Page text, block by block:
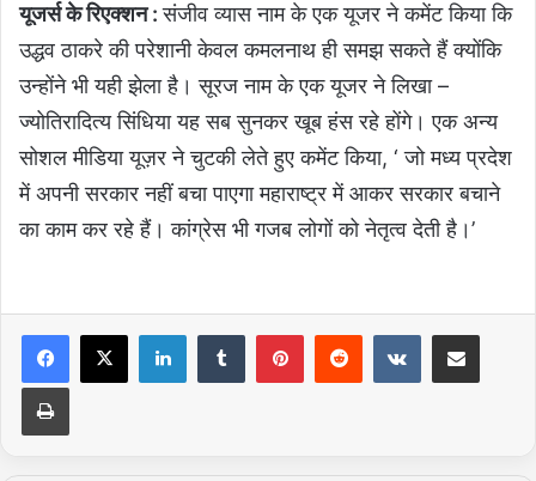
यूजर्स के रिएक्शन : संजीव व्यास नाम के एक यूजर ने कमेंट किया कि
उद्धव ठाकरे की परेशानी केवल कमलनाथ ही समझ सकते हैं क्योंकि
उन्होंने भी यही झेला है। सूरज नाम के एक यूजर ने लिखा –
ज्योतिरादित्य सिंधिया यह सब सुनकर खूब हंस रहे होंगे। एक अन्य
सोशल मीडिया यूज़र ने चुटकी लेते हुए कमेंट किया, ‘ जो मध्य प्रदेश
में अपनी सरकार नहीं बचा पाएगा महाराष्ट्र में आकर सरकार बचाने
का काम कर रहे हैं। कांग्रेस भी गजब लोगों को नेतृत्व देती है।’